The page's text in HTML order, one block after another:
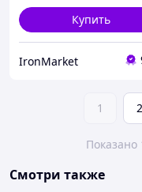
Купить
IronMarket
1 2
Показано
Смотри также